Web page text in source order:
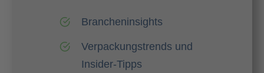
Brancheninsights
Verpackungstrends und
Insider-Tipps